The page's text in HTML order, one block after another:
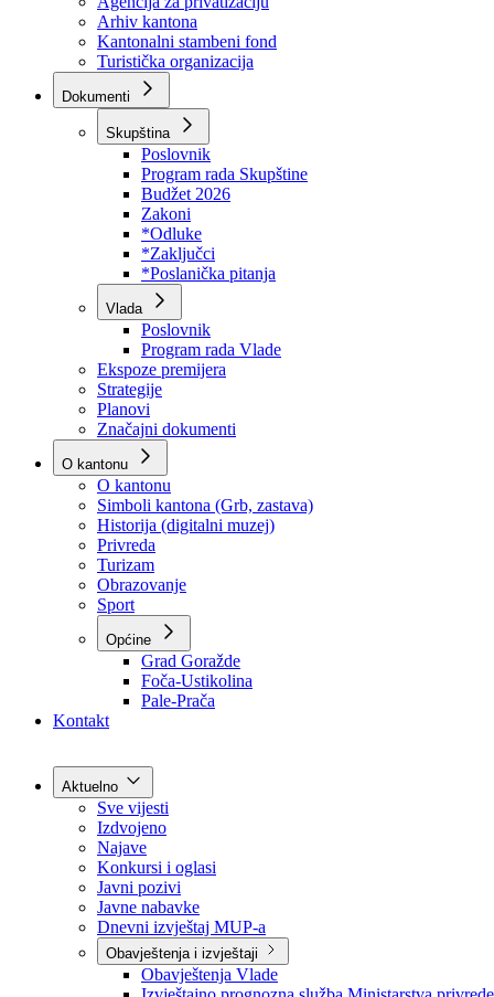
BPK šume
RTV BPK
Agencija za privatizaciju
Arhiv kantona
Kantonalni stambeni fond
Turistička organizacija
Dokumenti
Skupština
Poslovnik
Program rada Skupštine
Budžet 2026
Zakoni
*Odluke
*Zaključci
*Poslanička pitanja
Vlada
Poslovnik
Program rada Vlade
Ekspoze premijera
Strategije
Planovi
Značajni dokumenti
O kantonu
O kantonu
Simboli kantona (Grb, zastava)
Historija (digitalni muzej)
Privreda
Turizam
Obrazovanje
Sport
Općine
Kontakt
Aktuelno
Sve vijesti
Izdvojeno
Najave
Konkursi i oglasi
Javni pozivi
Javne nabavke
Dnevni izvještaj MUP-a